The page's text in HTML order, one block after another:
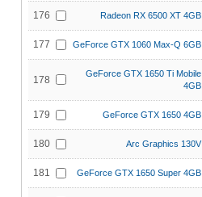
176 Radeon RX 6500 XT 4GB
177 GeForce GTX 1060 Max-Q 6GB
178
GeForce GTX 1650 Ti Mobile
4GB
179 GeForce GTX 1650 4GB
180 Arc Graphics 130V
181 GeForce GTX 1650 Super 4GB